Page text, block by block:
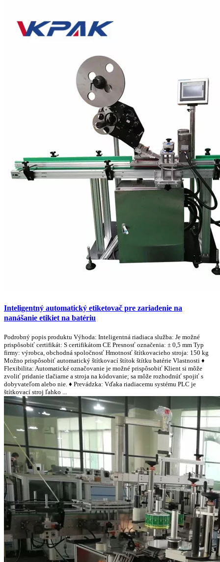
Inteligentný automatický etiketovač pre zariadenie na
nanášanie etikiet na batériu
Podrobný popis produktu Výhoda: Inteligentná riadiaca služba: Je možné
prispôsobiť certifikát: S certifikátom CE Presnosť označenia: ± 0,5 mm Typ
firmy: výrobca, obchodná spoločnosť Hmotnosť štítkovacieho stroja: 150 kg
Možno prispôsobiť automatický štítkovací štítok štítku batérie Vlastnosti ♦
Flexibilita: Automatické označovanie je možné prispôsobiť Klient si môže
zvoliť pridanie tlačiarne a stroja na kódovanie; sa môže rozhodnúť spojiť s
dobyvateľom alebo nie. ♦ Prevádzka: Vďaka riadiacemu systému PLC je
štítkovací stroj ľahko ...